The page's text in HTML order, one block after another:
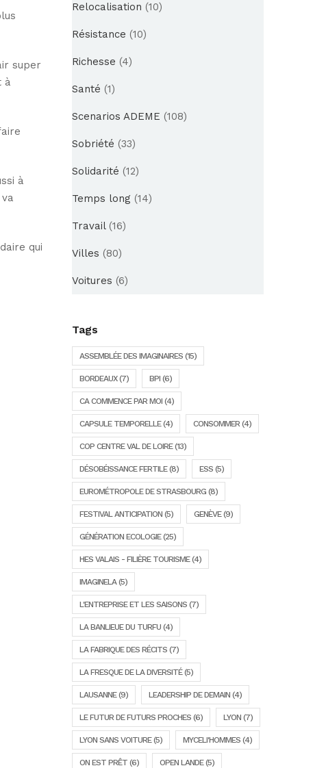
super
à
à
qui
Relocalisation (10)
Résistance (10)
Richesse (4)
Santé (1)
Scenarios ADEME (108)
Sobriété (33)
Solidarité (12)
Temps long (14)
Travail(16)
Villes (80)
Voitures (6)
Tags
ASSEMBLÉE DES IMAGINAIRES (15)
BORDEAUX(7) BPI (6)
CA COMMENCE PAR MOI (4)
CAPSULE TEMPORELLE(4) CONSOMMER(4)
COP CENTRE VAL DE LOIRE(13)
DÉSOBÉISSANCE FERTILE(8) ESS (5)
EUROMÉTROPOLE DE STRASBOURG (8)
FESTIVAL ANTICIPATION (5) GENÈVE(9)
GÉNÉRATION ECOLOGIE(25)
HES VALAIS - FILIÈRE TOURISME(4)
IMAGINELA(5)
L'ENTREPRISE ET LES SAISONS (7)
LA BANLIEUE DU TURFU (4)
LA FABRIQUE DES RÉCITS (7)
LA FRESQUE DE LA DIVERSITÉ(5)
LAUSANNE(9) LEADERSHIP DE DEMAIN (4)
LE FUTUR DE FUTURS PROCHES (6) LYON (7)
LYON SANS VOITURE(5) MYCELI'HOMMES (4)
ON EST PRÊT (6) OPEN LANDE(5)